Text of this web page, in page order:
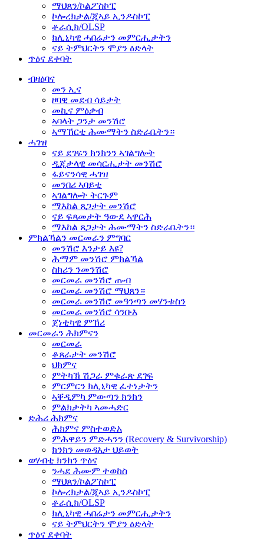
ማህጸን/ኮልፖስኮፒ
ኮሎረክታል/ጂኣይ ኢንዶስኮፒ
ቶራሲክ/OLSP
ክሊኒካዊ ሓበሬታን መምርሒታትን
ናይ ትምህርትን ሞያን ዕድላት
ጥዕና ደቀባት
ብዛዕባና
መን ኢና
ዞባዊ መደብ ሳይታት
መኪና ምዕቃብ
ኣባላት ጋንታ መንሽሮ
ኣማኸርቲ ሕሙማትን ስድራቤትን።
ሓገዝ
ናይ ደገፍን ክንክንን ኣገልግሎት
ዲጂታላዊ መሳርሒታት መንሽሮ
ፋይናንሳዊ ሓገዝ
መንበሪ ኣባይቲ
ኣገልግሎት ትርጉም
ማእከል ጸጋታት መንሽሮ
ናይ ፍጻመታት ዓውደ ኣዋርሕ
ማእከል ጸጋታት ሕሙማትን ስድራቤትን።
ምክልኻልን መርመራን ምግባር
መንሽሮ እንታይ እዩ?
ሕማም መንሽሮ ምክልኻል
ስክሪን ንመንሽሮ
መርመራ መንሽሮ ጡብ
መርመራ መንሽሮ ማህጸን።
መርመራ መንሽሮ መዓንጣን መሃንቱስን
መርመራ መንሽሮ ሳንቡእ
ጀነቲካዊ ምኽሪ
መርመራን ሕክምናን
መርመራ
ቆጸራታት መንሽሮ
ህክምና
ምትካኽ ሽጋራ ምቁራጽ ደገፍ
ምርምርን ክሊኒካዊ ፈተነታትን
ኣቐዲምካ ምውጣን ክንክን
ምልክታትካ ኣመሓድር
ድሕሪ ሕክምና
ሕክምና ምስተወድአ
ምሕዋይን ምድሓንን (Recovery & Survivorship)
ክንክን መወዳእታ ህይወት
ወሃብቲ ክንክን ጥዕና
ንሓደ ሕሙም ተወከስ
ማህጸን/ኮልፖስኮፒ
ኮሎረክታል/ጂኣይ ኢንዶስኮፒ
ቶራሲክ/OLSP
ክሊኒካዊ ሓበሬታን መምርሒታትን
ናይ ትምህርትን ሞያን ዕድላት
ጥዕና ደቀባት